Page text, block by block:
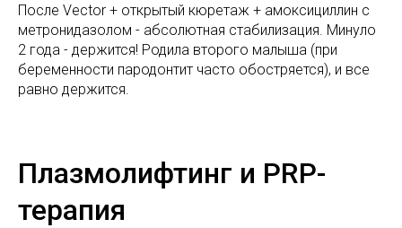
После Vector + открытый кюретаж + амоксициллин с
метронидазолом - абсолютная стабилизация. Минуло
2 года - держится! Родила второго малыша (при
беременности пародонтит часто обостряется), и все
равно держится.
Плазмолифтинг и PRP-
терапия